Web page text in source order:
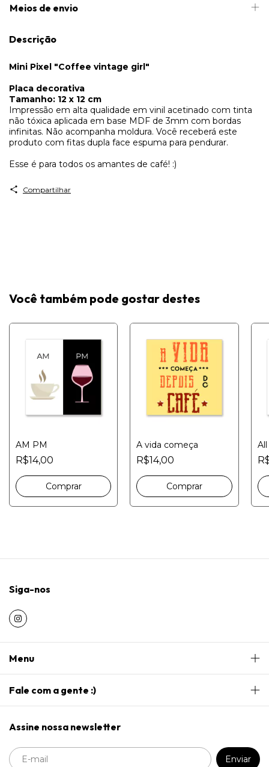
Meios de envio
Descrição
Mini Pixel "Coffee vintage girl"
Placa decorativa
Tamanho: 12 x 12 cm
Impressão em alta qualidade em vinil acetinado com tinta
não tóxica aplicada em base MDF de 3mm com bordas
infinitas. Não acompanha moldura. Você receberá este
produto com fitas dupla face espuma para pendurar.
Esse é para todos os amantes de café! :)
Compartilhar
Você também pode gostar destes
AM PM
R$14,00
A vida começa
R$14,00
Siga-nos
Menu
Fale com a gente :)
Assine nossa newsletter